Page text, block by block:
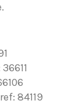
84119